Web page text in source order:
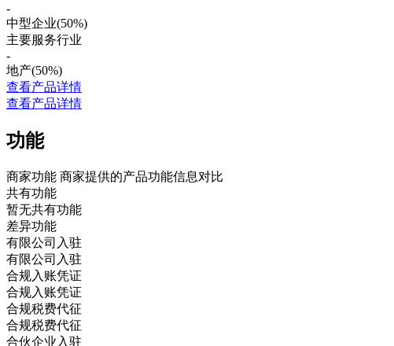
-
中型企业(50%)
主要服务行业
-
地产(50%)
查看产品详情
查看产品详情
功能
商家功能 商家提供的产品功能信息对比
共有功能
暂无共有功能
差异功能
有限公司入驻
有限公司入驻
合规入账凭证
合规入账凭证
合规税费代征
合规税费代征
合伙企业入驻